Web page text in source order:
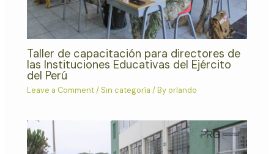
Taller de capacitación para directores de
las Instituciones Educativas del Ejército
del Perú
Leave a Comment/ Sin categoría / Byorlando